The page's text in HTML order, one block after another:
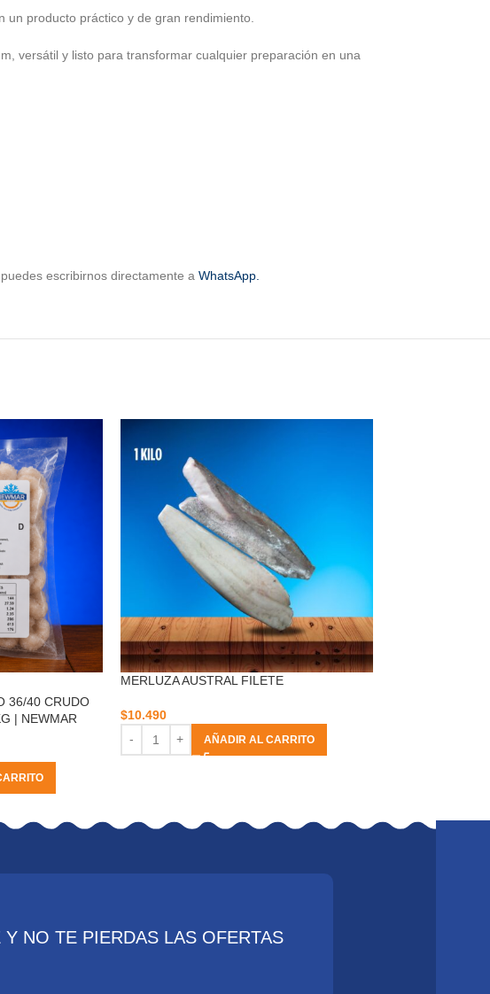
producto práctico y de gran rendimiento.
versátil y listo para transformar cualquier preparación en una
puedes escribirnos directamente a WhatsApp.
36/40 CRUDO
| NEWMAR
MERLUZA AUSTRAL FILETE
$10.490
AÑADIR AL CARRITO
Y NO TE PIERDAS LAS OFERTAS